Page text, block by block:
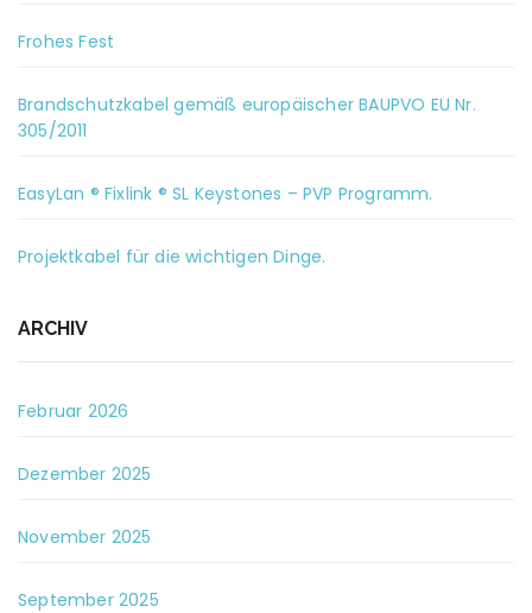
Frohes Fest
Brandschutzkabel gemäß europäischer BAUPVO EU Nr.
305/2011
EasyLan ® Fixlink ® SL Keystones – PVP Programm.
Projektkabel für die wichtigen Dinge.
ARCHIV
Februar 2026
Dezember 2025
November 2025
September 2025